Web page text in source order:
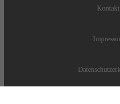
Kontakt